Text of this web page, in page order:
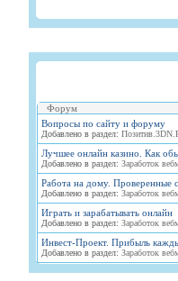
Форум
Вопросы по сайту и форуму
Добавлено в раздел:
Лучшее онлайн казино. Как
Добавлено в раздел: Заработок
Работа на дому. Проверенные
Добавлено в раздел: Заработок
Играть и зарабатывать онлайн
Добавлено в раздел: Заработок
Инвест-Проект. Прибыль
Добавлено в раздел: Заработок